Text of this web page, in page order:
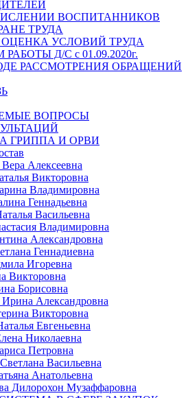
ВОСПИТАННИКОВ
ТРУДА
УСЛОВИЙ ТРУДА
Д/С с 01.09.2020г.
РАССМОТРЕНИЯ ОБРАЩЕНИЙ
ВОПРОСЫ
ГРИППА И ОРВИ
Алексеевна
Викторовна
Владимировна
Геннадьевна
Васильевна
Владимировна
Александровна
Геннадиевна
Игоревна
Викторовна
Борисовна
Александровна
Викторовна
Евгеньевна
Николаевна
Петровна
Васильевна
Анатольевна
Дилорохон Музаффаровна